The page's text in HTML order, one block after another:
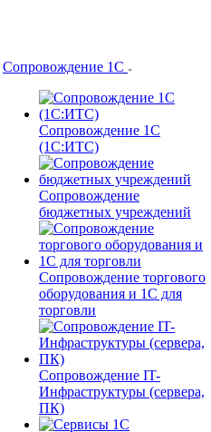
Сопровождение 1С
Сопровождение 1С
(1С:ИТС)
Сопровождение
бюджетных учреждений
Сопровождение торгового
оборудования и 1С для
торговли
Сопровождение IT-
Инфраструктуры (сервера,
ПК)